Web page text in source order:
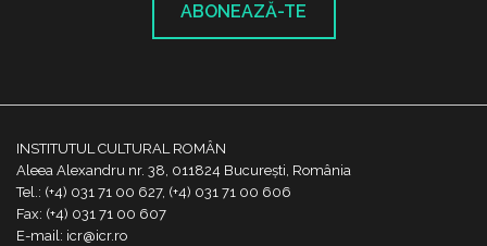
ABONEAZĂ-TE
INSTITUTUL CULTURAL ROMÂN
Aleea Alexandru nr. 38, 011824 București, România
Tel.: (+4) 031 71 00 627, (+4) 031 71 00 606
Fax: (+4) 031 71 00 607
E-mail: icr@icr.ro